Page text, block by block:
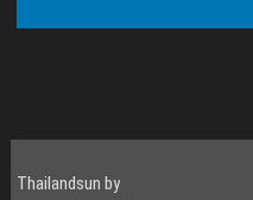
Thailandsun by